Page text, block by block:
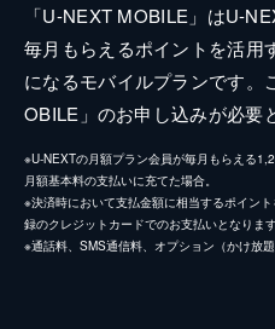
「U-NEXT MOBILE」はU-
毎月もらえるポイントを活用
になるモバイルプランです。
OBILE」のお申し込みが必要
※U-NEXTの月額プラン会員が毎月もらえる
月額基本料の支払いに充てた場合。
※決済時において支払金額に相当するポイン
録のクレジットカードでのお支払いとなります
※通話料、SMS通信料、オプション（かけ放